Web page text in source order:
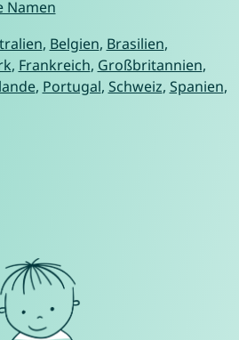
Namen
, Belgien, Brasilien,
, Frankreich, Großbritannien,
, Portugal, Schweiz, Spanien,